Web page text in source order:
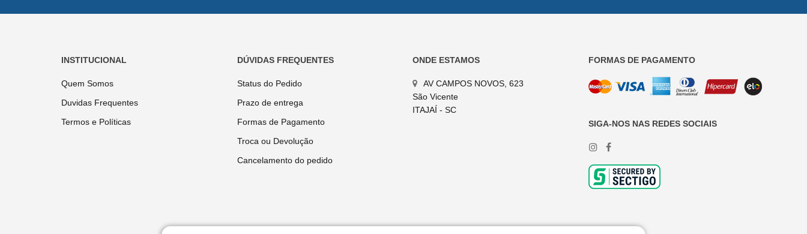
INSTITUCIONAL
Quem Somos
Duvidas Frequentes
Termos e Políticas
DÚVIDAS FREQUENTES
Status do Pedido
Prazo de entrega
Formas de Pagamento
Troca ou Devolução
Cancelamento do pedido
ONDE ESTAMOS
AV CAMPOS NOVOS, 623
São Vicente
ITAJAÍ - SC
FORMAS DE PAGAMENTO
SIGA-NOS NAS REDES SOCIAIS